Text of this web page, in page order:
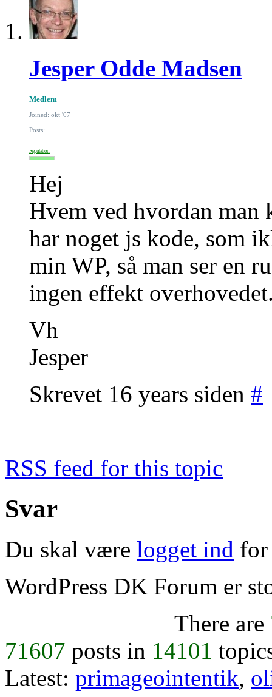
Jesper Odde Madsen
Medlem
Joined: okt '07
Posts:
Reputation:
Hej
Hvem ved hvordan man
har noget js kode, som
min WP, så man ser en
ingen effekt
Vh
Jesper
Skrevet 16 years siden #
RSS feed for this topic
Svar
Du skal være logget ind for
WordPress DK Forum er
There are
71607 posts in 14101
Latest: primageointentik,